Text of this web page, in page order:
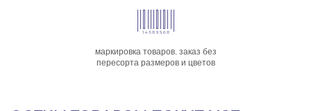
маркировка товаров. заказ без
пересорта размеров и цветов